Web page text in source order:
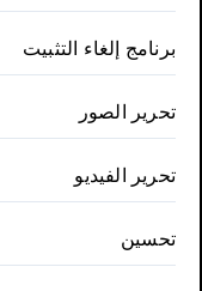
برنامج إلغاء التثبيت
تحرير الصور
تحرير الفيديو
تحسين